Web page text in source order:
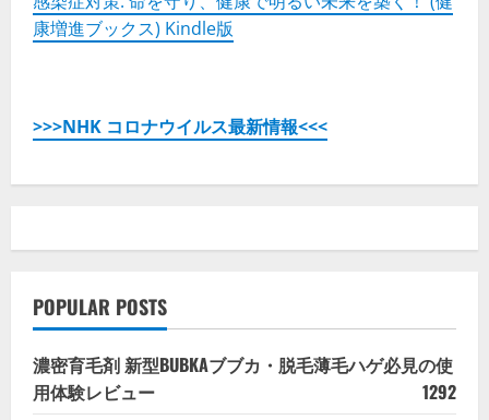
康増進ブックス) Kindle版
>>>NHK コロナウイルス最新情報<<<
POPULAR POSTS
濃密育毛剤 新型BUBKAブブカ・脱毛薄毛ハゲ必見の使
用体験レビュー
1292